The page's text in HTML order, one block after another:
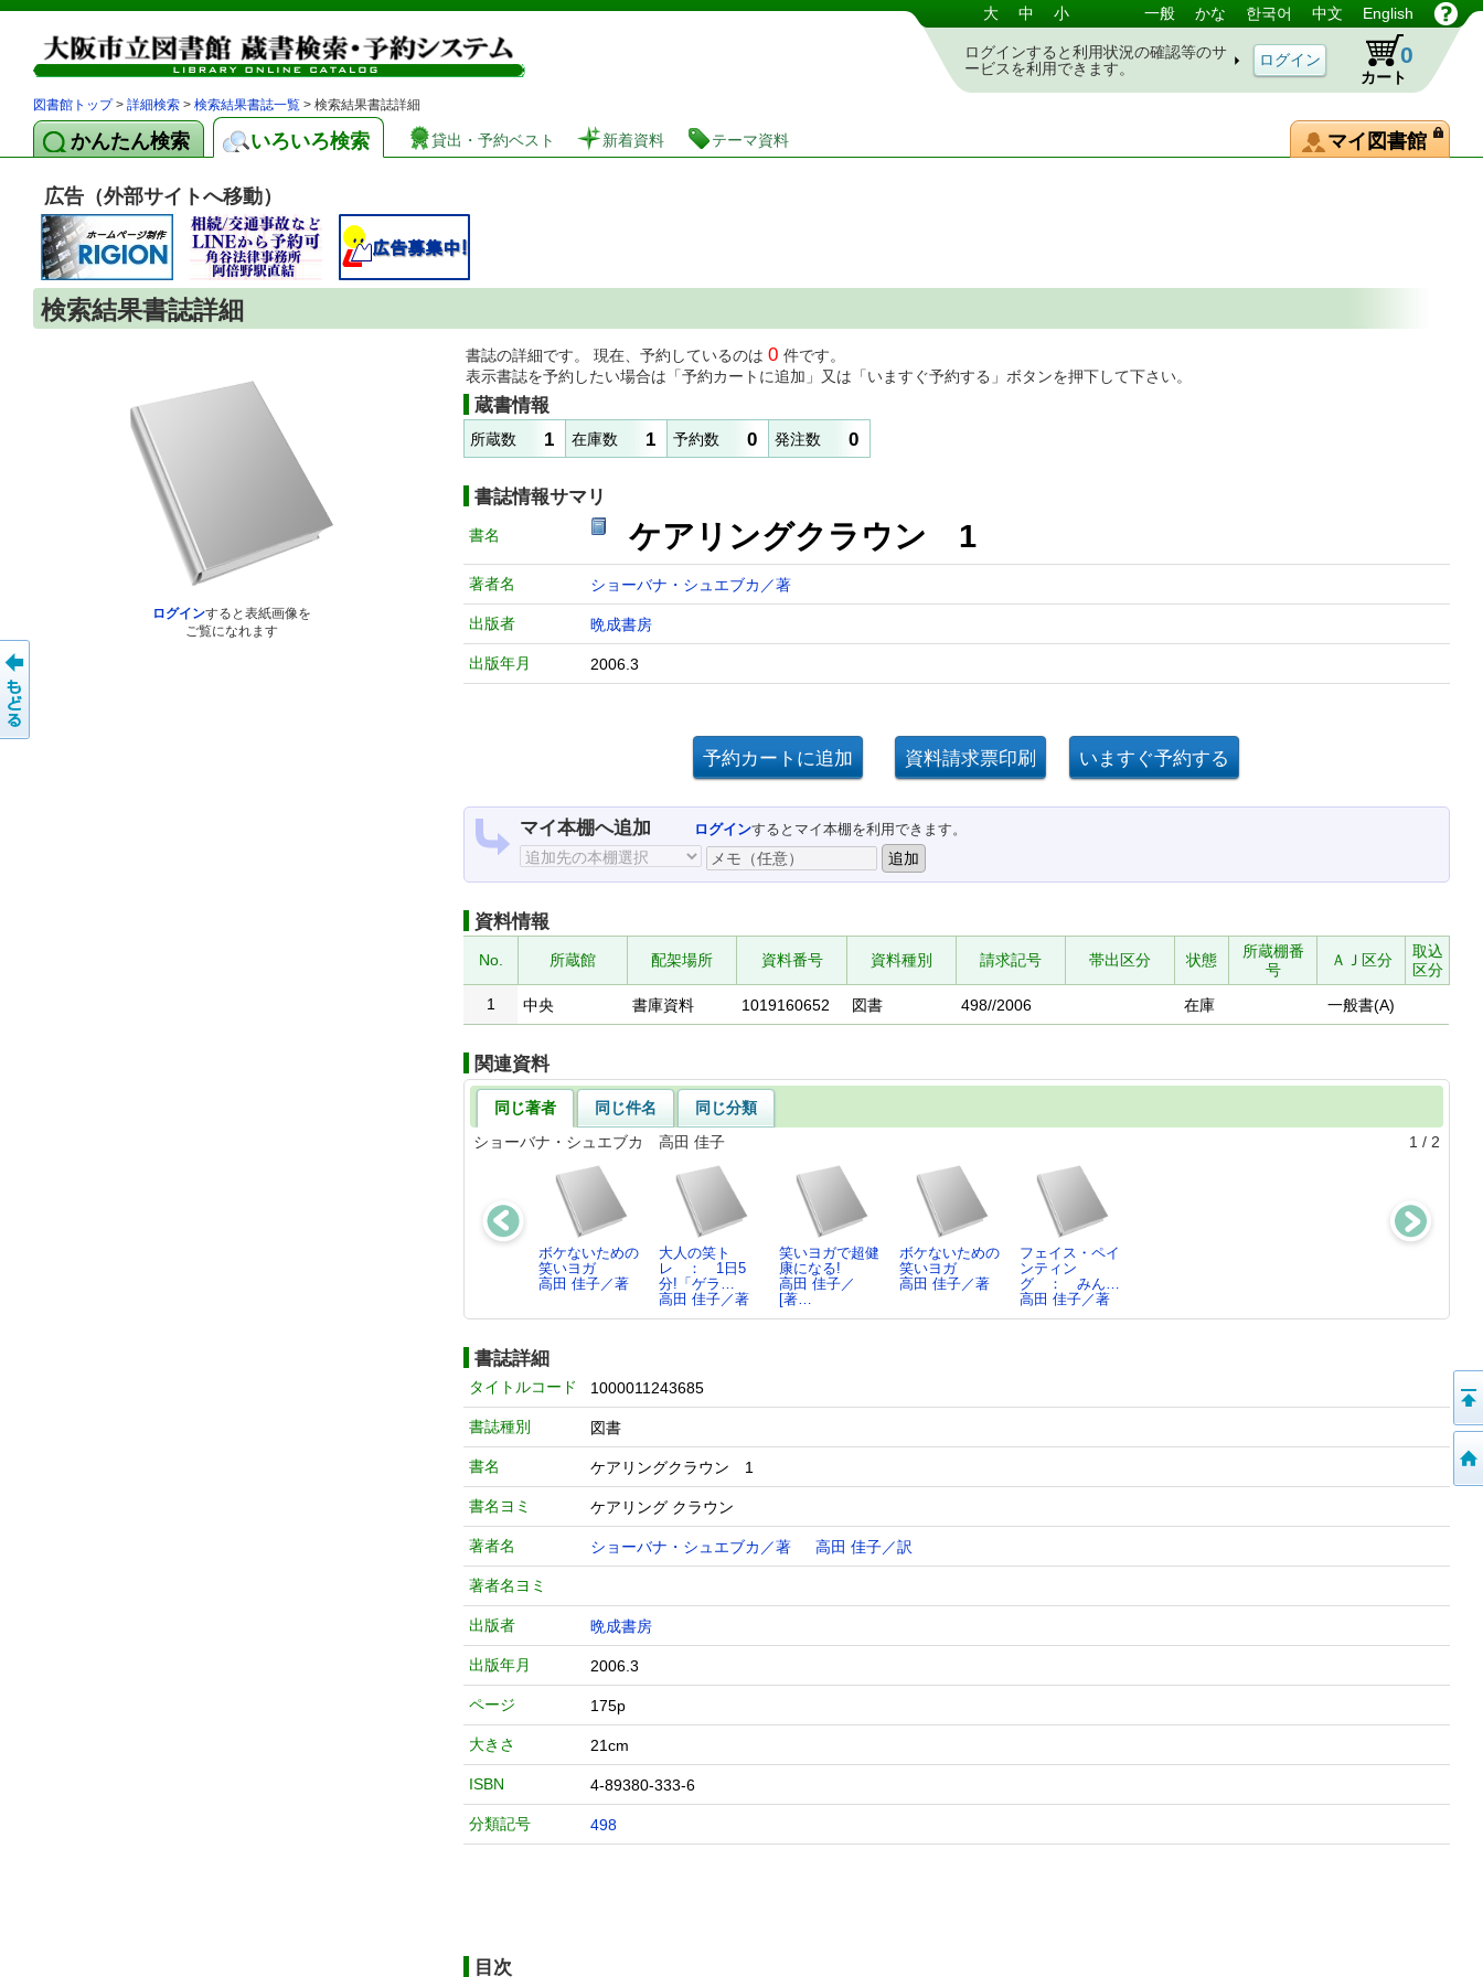
図書館 蔵書検索・予約システム 大 中 小 一般 かな 한국어 中文 English
ログインすると利用状況の確認等のサ
ービスを利用できます。
カート
0
図書館トップ> 詳細検索 > 検索結果書誌一覧 > 検索結果書誌詳細
かんたん検索 いろいろ検索 貸出・予約ベスト 新着資料 テーマ資料 マイ図書館
広告（外部サイトへ移動）
検索結果書誌詳細
ログインすると表紙画像を
ご覧になれます
書誌の詳細です。 現在、予約しているのは 0 件です。
表示書誌を予約したい場合は「予約カートに追加」又は「いますぐ予約する」ボタンを押下して下さい。
蔵書情報
所蔵数 1 在庫数 1 予約数 0 発注数 0
書誌情報サマリ
書名 ケアリングクラウン 1
著者名 ショーバナ・シュエブカ／著
出版者 晩成書房
出版年月 2006.3
マイ本棚へ追加 ログインするとマイ本棚を利用できます。
資料情報
No. 所蔵館 配架場所 資料番号 資料種別 請求記号 帯出区分 状態
所蔵棚番
号
ＡＪ区分
取込
区分
1
中央 書庫資料 1019160652 図書 498//2006 在庫 一般書(A)
関連資料
同じ著者 同じ件名
同じ分類
ショーバナ・シュエブカ 高田 佳子
1 / 2
ボケないための
笑いヨガ
高田 佳子／著
大人の笑ト
レ ： 1日5
分!「ゲラ…
高田 佳子／著
笑いヨガで超健
康になる!
高田 佳子／
[著…
ボケないための
笑いヨガ
高田 佳子／著
フェイス・ペイ
ンティン
グ ： みん…
高田 佳子／著
書誌詳細
タイトルコード 1000011243685
書誌種別 図書
書名 ケアリングクラウン 1
書名ヨミ ケアリング クラウン
著者名 ショーバナ・シュエブカ／著 高田 佳子／訳
著者名ヨミ
出版者 晩成書房
出版年月 2006.3
ページ 175p
大きさ 21cm
ISBN 4-89380-333-6
分類記号 498
目次